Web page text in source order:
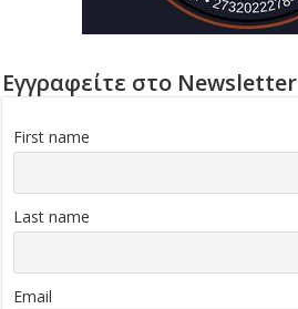
Εγγραφείτε στο Newsletter
First name
Last name
Email